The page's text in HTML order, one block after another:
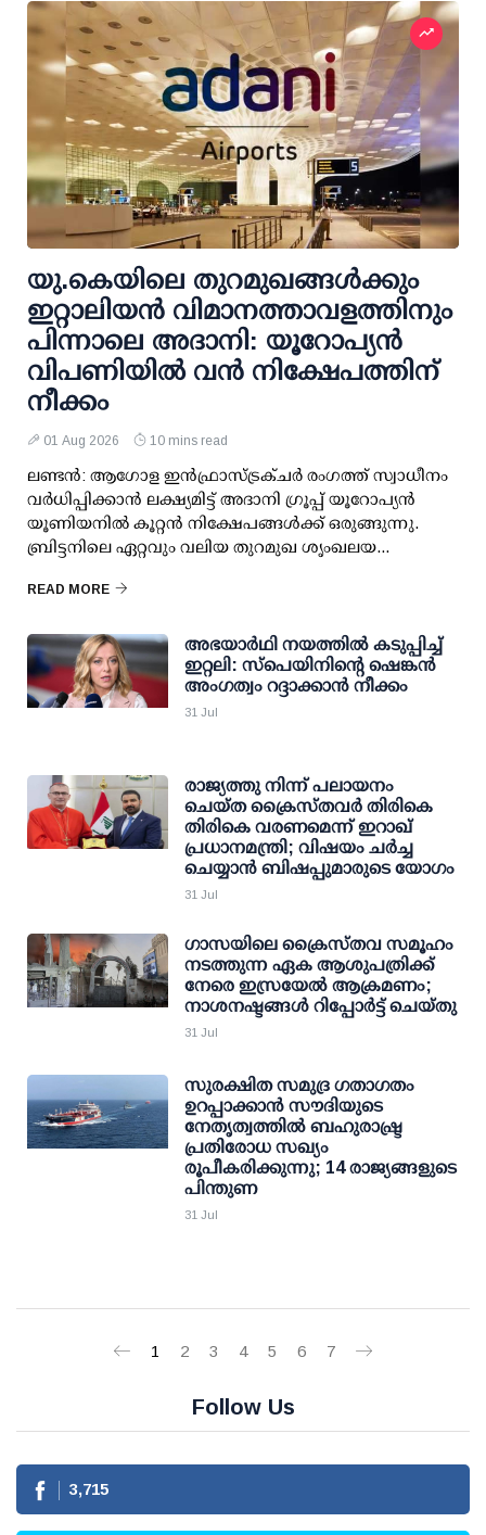
യു.കെയിലെ തുറമുഖങ്ങള്‍ക്കും
ഇറ്റാലിയന്‍ വിമാനത്താവളത്തിനും
പിന്നാലെ അദാനി: യൂറോപ്യന്‍
വിപണിയില്‍ വന്‍ നിക്ഷേപത്തിന്
നീക്കം
01 Aug 2026 10 mins read
ലണ്ടന്‍: ആഗോള ഇന്‍ഫ്രാസ്ട്രക്ചര്‍ രംഗത്ത് സ്വാധീനം
വര്‍ധിപ്പിക്കാന്‍ ലക്ഷ്യമിട്ട് അദാനി ഗ്രൂപ്പ് യൂറോപ്യന്‍
യൂണിയനില്‍ കൂറ്റന്‍ നിക്ഷേപങ്ങള്‍ക്ക് ഒരുങ്ങുന്നു.
ബ്രിട്ടനിലെ ഏറ്റവും വലിയ തുറമുഖ ശൃംഖലയ...
READ MORE
അഭയാര്‍ഥി നയത്തില്‍ കടുപ്പിച്ച്
ഇറ്റലി: സ്‌പെയിനിന്റെ ഷെങ്കന്‍
അംഗത്വം റദ്ദാക്കാന്‍ നീക്കം
31 Jul
രാജ്യത്തു നിന്ന് പലായനം
ചെയ്ത ക്രൈസ്തവര്‍ തിരികെ
തിരികെ വരണമെന്ന് ഇറാഖ്
പ്രധാനമന്ത്രി; വിഷയം ചര്‍ച്ച
ചെയ്യാന്‍ ബിഷപ്പുമാരുടെ യോഗം
31 Jul
ഗാസയിലെ ക്രൈസ്തവ സമൂഹം
നടത്തുന്ന ഏക ആശുപത്രിക്ക്
നേരെ ഇസ്രയേൽ ആക്രമണം;
നാശനഷ്ടങ്ങൾ റിപ്പോർട്ട് ചെയ്തു
31 Jul
സുരക്ഷിത സമുദ്ര ഗതാഗതം
ഉറപ്പാക്കാന്‍ സൗദിയുടെ
നേതൃത്വത്തില്‍ ബഹുരാഷ്ട്ര
പ്രതിരോധ സഖ്യം
രൂപീകരിക്കുന്നു; 14 രാജ്യങ്ങളുടെ
പിന്തുണ
31 Jul
1 2 3 4 5 6 7
Follow Us
3,715